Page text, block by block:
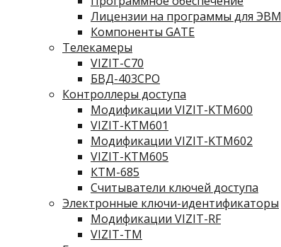
Лицензии на программы для ЭВМ
Компоненты GATE
Телекамеры
VIZIT-C70
БВД-403СРО
Контроллеры доступа
Модификации VIZIT-KTM600
VIZIT-KTM601
Модификации VIZIT-KTM602
VIZIT-KTM605
КТМ-685
Считыватели ключей доступа
Электронные ключи-идентификаторы
Модификации VIZIT-RF
VIZIT-TM